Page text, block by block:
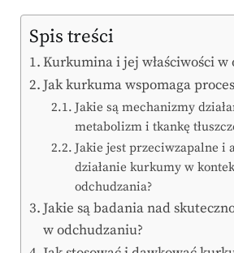
Spis treści
Kurkumina i jej właściwości
Jak kurkuma wspomaga
Jakie są mechanizmy
metabolizm i tkankę
Jakie jest przeciwzapalne i
działanie kurkumy w
odchudzania?
Jakie są badania nad
w odchudzaniu?